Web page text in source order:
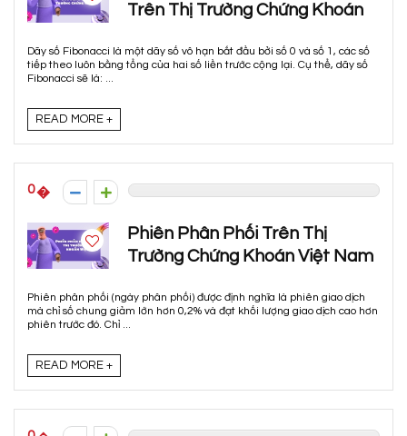
Trên Thị Trường Chứng Khoán
Dãy số Fibonacci là một dãy số vô hạn bắt đầu bởi số 0 và số 1, các số
tiếp theo luôn bằng tổng của hai số liền trước cộng lại. Cụ thể, dãy số
Fibonacci sẽ là: ...
READ MORE +
0
Phiên Phân Phối Trên Thị
Trường Chứng Khoán Việt Nam
Phiên phân phối (ngày phân phối) được định nghĩa là phiên giao dịch
mà chỉ số chung giảm lớn hơn 0,2% và đạt khối lượng giao dịch cao hơn
phiên trước đó. Chỉ ...
READ MORE +